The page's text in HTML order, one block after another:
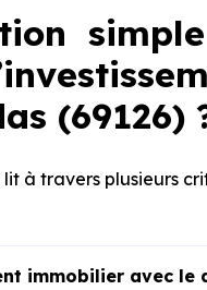
(69126)
lit à travers plusieurs
immobilier avec le